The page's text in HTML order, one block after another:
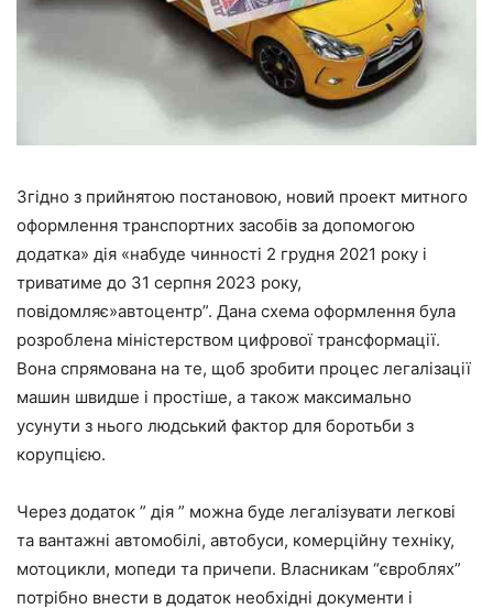
Згідно з прийнятою постановою, новий проект митного
оформлення транспортних засобів за допомогою
додатка» дія «набуде чинності 2 грудня 2021 року і
триватиме до 31 серпня 2023 року,
повідомляє»автоцентр”. Дана схема оформлення була
розроблена міністерством цифрової трансформації.
Вона спрямована на те, щоб зробити процес легалізації
машин швидше і простіше, а також максимально
усунути з нього людський фактор для боротьби з
корупцією.
Через додаток ” дія ” можна буде легалізувати легкові
та вантажні автомобілі, автобуси, комерційну техніку,
мотоцикли, мопеди та причепи. Власникам “євроблях”
потрібно внести в додаток необхідні документи і